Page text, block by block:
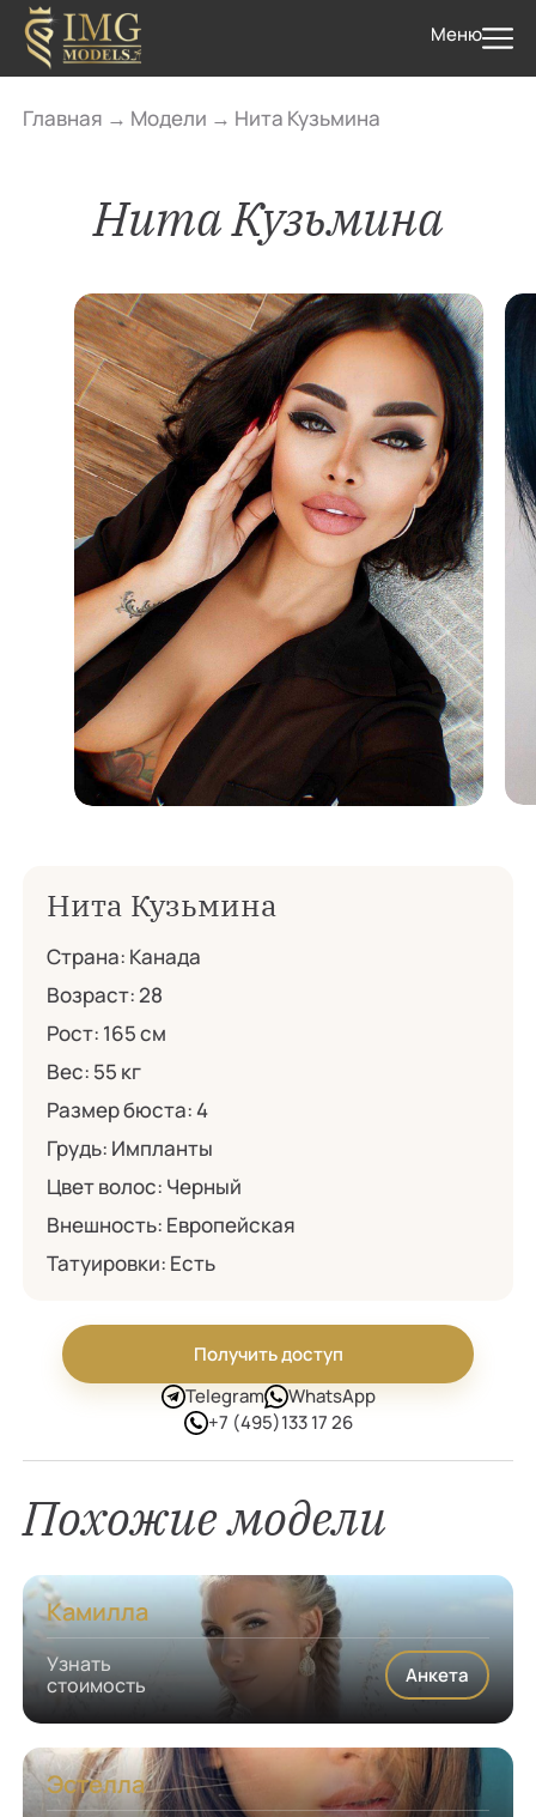
Меню
Главная → Модели → Нита Кузьмина
Нита Кузьмина
Нита Кузьмина
Страна: Канада
Возраст: 28
Рост: 165 см
Вес: 55 кг
Размер бюста:4
Грудь: Импланты
Цвет волос: Черный
Внешность: Европейская
Татуировки: Есть
Получить доступ
Telegram
WhatsApp
+7 (495)133 17 26
Похожие модели
Камилла
Узнать
стоимость
Анкета
Эстелла